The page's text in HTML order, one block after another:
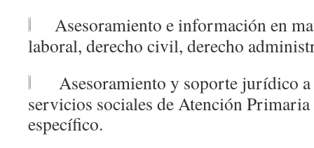
Asesoramiento e información en
laboral, derecho civil, derecho
Asesoramiento y soporte jurídico a
servicios sociales de Atención
específico.